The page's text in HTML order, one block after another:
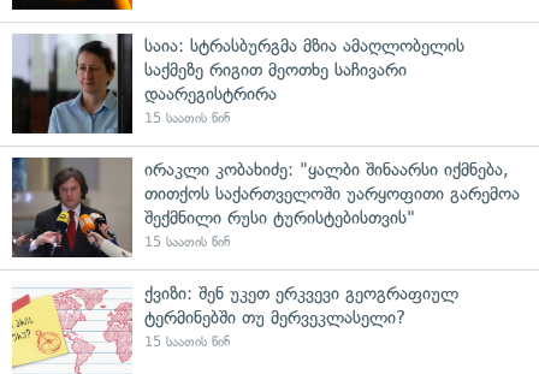
საია: სტრასბურგმა მზია ამაღლობელის
საქმეზე რიგით მეოთხე საჩივარი
დაარეგისტრირა
15 საათის წინ
ირაკლი კობახიძე: "ყალბი შინაარსი იქმნება,
თითქოს საქართველოში უარყოფითი გარემოა
შექმნილი რუსი ტურისტებისთვის"
15 საათის წინ
ქვიზი: შენ უკეთ ერკვევი გეოგრაფიულ
ტერმინებში თუ მერვეკლასელი?
15 საათის წინ